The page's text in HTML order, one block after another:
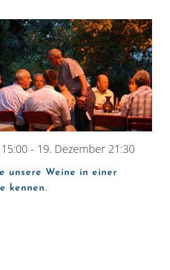
unsere Weine in einer
kennen.
- 19. Dezember 21:30